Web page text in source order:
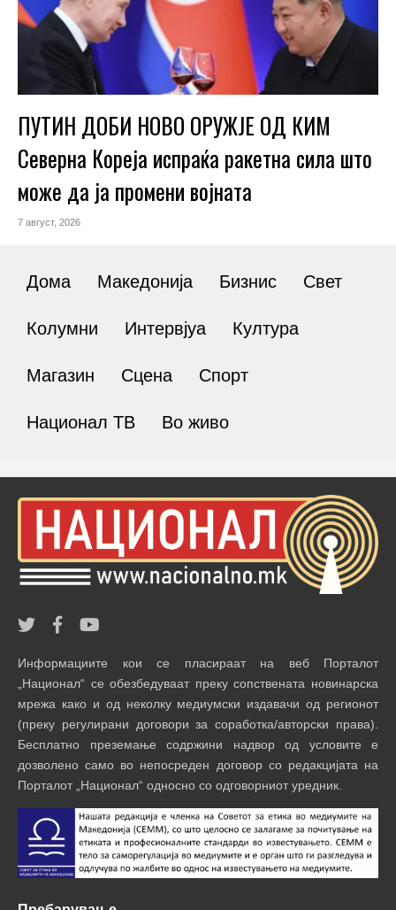
ПУТИН ДОБИ НОВО ОРУЖЈЕ ОД КИМ
Северна Кореја испраќа ракетна сила што
може да ја промени војната
7 август, 2026
Дома Македонија Бизнис Свет
Колумни Интервјуа Култура
Магазин Сцена Спорт
Национал ТВ Во живо
Информациите кои се пласираат на веб Порталот
„Национал“ се обезбедуваат преку сопствената новинарска
мрежа како и од неколку медиумски издавачи од регионот
(преку регулирани договори за соработка/авторски права).
Бесплатно преземање содржини надвор од условите е
дозволено само во непосреден договор со редакцијата на
Порталот „Национал“ односно со одговорниот уредник.